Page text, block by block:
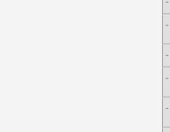
-
-
-
-